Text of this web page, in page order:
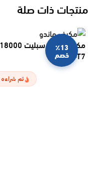
منتجات ذات صلة
٪13
خصم
AC-18c-T7
تم شراءه